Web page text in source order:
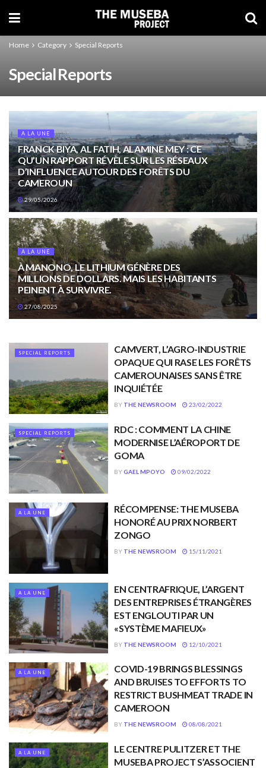
Home Category Special Reports
Special Reports
A LA UNE
FRANCK BIYA, AL FATIH, ALAMINE MEY : CE
QU’UN RAPPORT RÉVÈLE SUR LES RÉSEAUX
D’INFLUENCE AUTOUR DES FORÊTS DU
CAMEROUN
29/05/2026
A LA UNE
À MANONO, LE LITHIUM GÉNÈRE DES
MILLIONS DE DOLLARS. MAIS LES HABITANTS
PEINENT À SURVIVRE.
27/08/2025
SPECIAL REPORTS
CAMVERT, L’AGRO-INDUSTRIE
OPAQUE QUI RASE LES FORÊTS
CAMEROUNAISES SANS ÊTRE
INQUIÉTÉE
BY THE NEWSROOM 23/02/2022
SPECIAL REPORTS
RDC : COMMENT LA CHINE
MODERNISE L’AÉROPORT DE
GOMA
BYGAEL MPOYO 09/02/2022
A LA UNE
RÉCOMPENSE: THE MUSEBA
HONORÉ AU PRIX NORBERT
ZONGO
BY THE NEWSROOM 15/11/2021
A LA UNE
EN CENTRAFRIQUE, L’ARGENT
DES ENTREPRISES ÉTRANGÈRES
EST ENGLOUTI PAR UN
«SYSTÈME MAFIEUX»
BY THE NEWSROOM 12/10/2021
A LA UNE
COVID-19 BRINGS BLESSINGS
AND BRUISES TO EFFORTS TO
RESTRICT BUSHMEAT TRADE IN
CAMEROON
BY THE NEWSROOM 08/08/2021
A LA UNE
LE CENTRE PULITZER ET THE
MUSEBA PROJECT S’ASSOCIENT